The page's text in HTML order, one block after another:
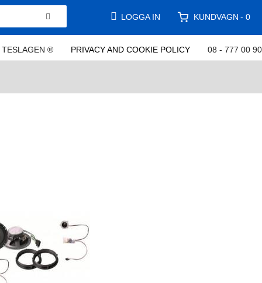
TESLAGEN ® PRIVACY AND COOKIE POLICY 08 - 777 00 90
KUNDVAGN 0
LOGGA IN